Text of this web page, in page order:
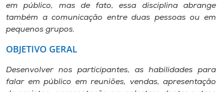
em público, mas de fato, essa disciplina abrange
também a comunicação entre duas pessoas ou em
pequenos grupos.
OBJETIVO GERAL
Desenvolver nos participantes, as habilidades para
falar em público em reuniões, vendas, apresentação